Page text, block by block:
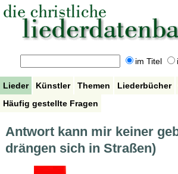
im Titel
Lieder Künstler Themen Liederbücher
Häufig gestellte Fragen
Antwort kann mir keiner
drängen sich in Straßen)